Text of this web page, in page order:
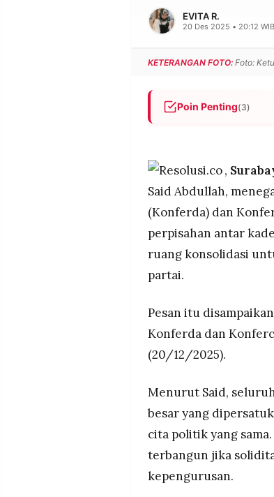
EVITA R.
20 Des 2025 • 20:12 WIB
KETERANGAN FOTO: Foto:
Poin Penting(3)
kepentingan
keutuhan NKRI.
Forum
program strategis,
persoalan
,
Said Abdullah,
(Konferda) dan
perpisahan antar
ruang konsolidasi
partai.
Pesan itu
Konferda dan
(20/12/2025).
Menurut Said,
besar yang
cita politik yang
terbangun jika
kepengurusan.